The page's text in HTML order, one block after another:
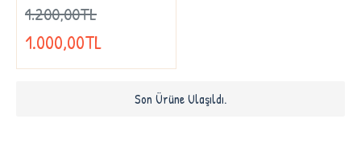
1.200,00TL
1.000,00TL
Son Ürüne Ulaşıldı.